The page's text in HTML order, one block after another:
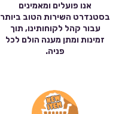
אנו פועלים ומאמינים
בסטנדרט השירות הטוב ביותר
עבור קהל לקוחותינו, תוך
זמינות ומתן מענה הולם לכל
פניה.